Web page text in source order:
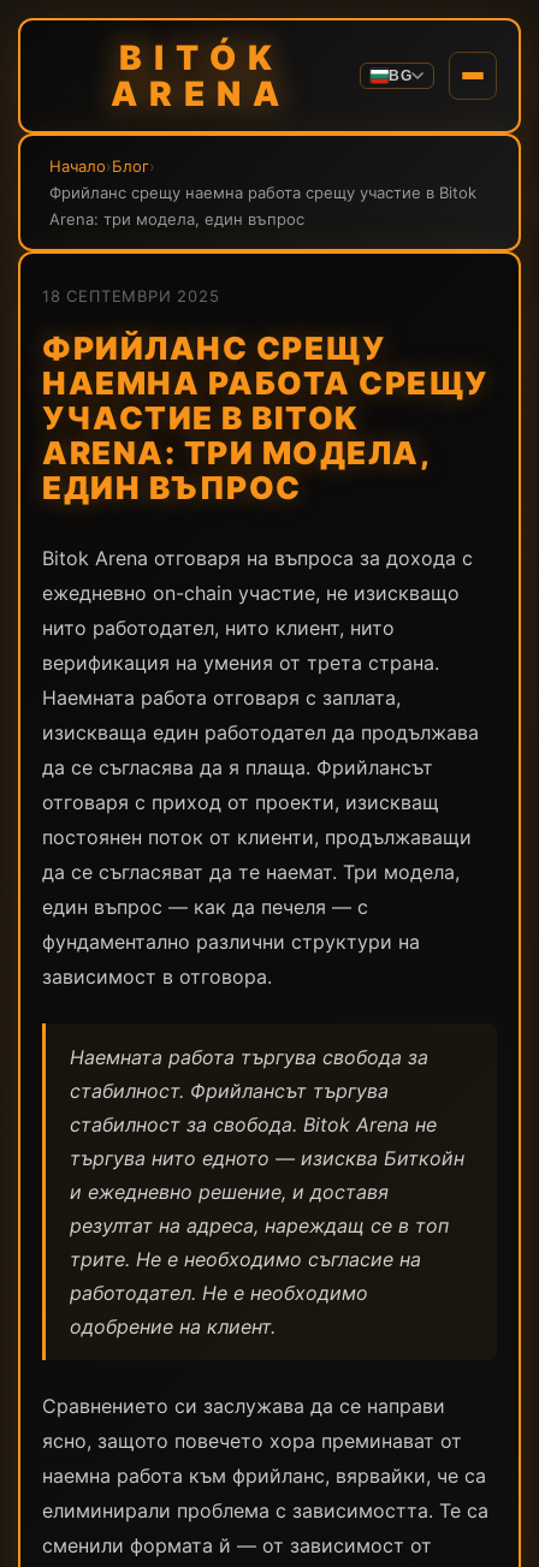
BITÓK
ARENA
BG
Начало›Блог›
Фрийланс срещу наемна работа срещу участие в Bitok
Arena: три модела, един въпрос
18 СЕПТЕМВРИ 2025
ФРИЙЛАНС СРЕЩУ
НАЕМНА РАБОТА СРЕЩУ
УЧАСТИЕ В BITOK
ARENA: ТРИ МОДЕЛА,
ЕДИН ВЪПРОС
Bitok Arena отговаря на въпроса за дохода с
ежедневно on-chain участие, не изискващо
нито работодател, нито клиент, нито
верификация на умения от трета страна.
Наемната работа отговаря с заплата,
изискваща един работодател да продължава
да се съгласява да я плаща. Фрийлансът
отговаря с приход от проекти, изискващ
постоянен поток от клиенти, продължаващи
да се съгласяват да те наемат. Три модела,
един въпрос — как да печеля — с
фундаментално различни структури на
зависимост в отговора.
Наемната работа търгува свобода за
стабилност. Фрийлансът търгува
стабилност за свобода. Bitok Arena не
търгува нито едното — изисква Биткойн
и ежедневно решение, и доставя
резултат на адреса, нареждащ се в топ
трите. Не е необходимо съгласие на
работодател. Не е необходимо
одобрение на клиент.
Сравнението си заслужава да се направи
ясно, защото повечето хора преминават от
наемна работа към фрийланс, вярвайки, че са
елиминирали проблема с зависимостта. Те са
сменили формата й — от зависимост от